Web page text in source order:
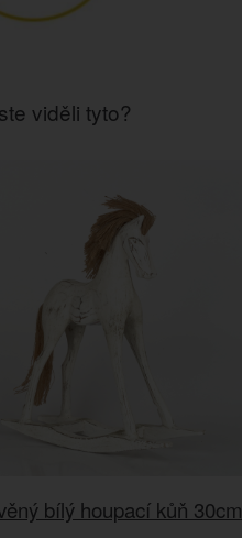
viděli tyto?
bílý houpací kůň 30cm